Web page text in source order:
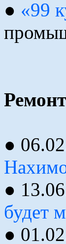
● «99
●
●
будет
●